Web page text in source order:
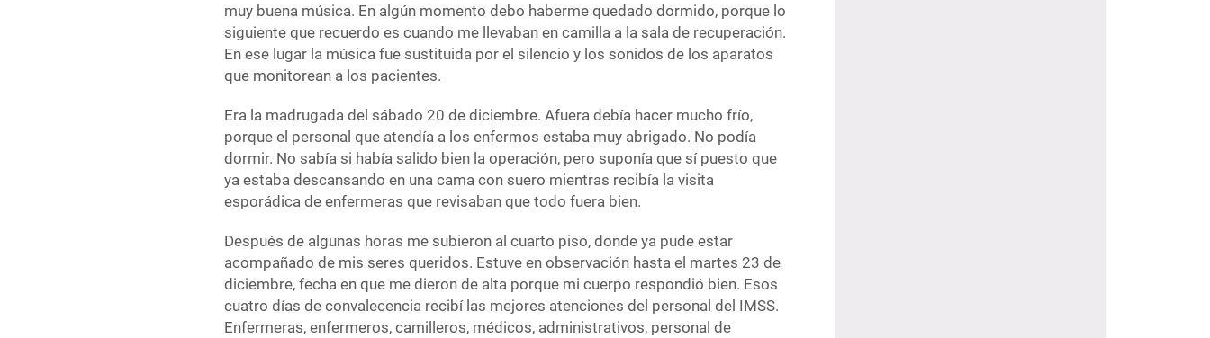
muy buena música. En algún momento debo haberme quedado dormido, porque lo
siguiente que recuerdo es cuando me llevaban en camilla a la sala de recuperación.
En ese lugar la música fue sustituida por el silencio y los sonidos de los aparatos
que monitorean a los pacientes.
Era la madrugada del sábado 20 de diciembre. Afuera debía hacer mucho frío,
porque el personal que atendía a los enfermos estaba muy abrigado. No podía
dormir. No sabía si había salido bien la operación, pero suponía que sí puesto que
ya estaba descansando en una cama con suero mientras recibía la visita
esporádica de enfermeras que revisaban que todo fuera bien.
Después de algunas horas me subieron al cuarto piso, donde ya pude estar
acompañado de mis seres queridos. Estuve en observación hasta el martes 23 de
diciembre, fecha en que me dieron de alta porque mi cuerpo respondió bien. Esos
cuatro días de convalecencia recibí las mejores atenciones del personal del IMSS.
Enfermeras, enfermeros, camilleros, médicos, administrativos, personal de